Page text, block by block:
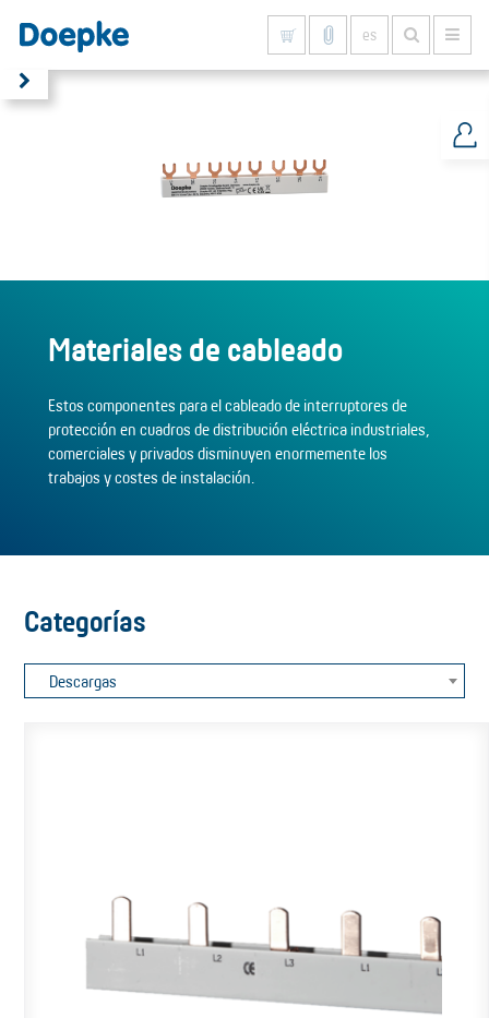
es
Materiales de cableado
Estos componentes para el cableado de interruptores de
protección en cuadros de distribución eléctrica industriales,
comerciales y privados disminuyen enormemente los
trabajos y costes de instalación.
Categorías
Descargas